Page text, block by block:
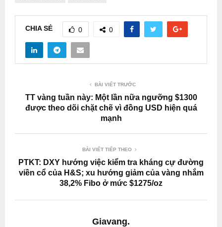
CHIA SẺ 0 0
BÀI VIẾT TRƯỚC
TT vàng tuần này: Một lần nữa ngưỡng $1300
được theo dõi chặt chẽ vì đồng USD hiện quá
mạnh
BÀI VIẾT TIẾP THEO
PTKT: DXY hướng việc kiểm tra kháng cự đường
viền cổ của H&S; xu hướng giảm của vàng nhắm
38,2% Fibo ở mức $1275/oz
Giavang.